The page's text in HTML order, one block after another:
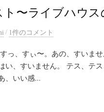
ト〜ライブハウ
/ 1件のコメント
っ、すぃ〜。あの、すいま
い、すいません。 テス、テ
、いい感...